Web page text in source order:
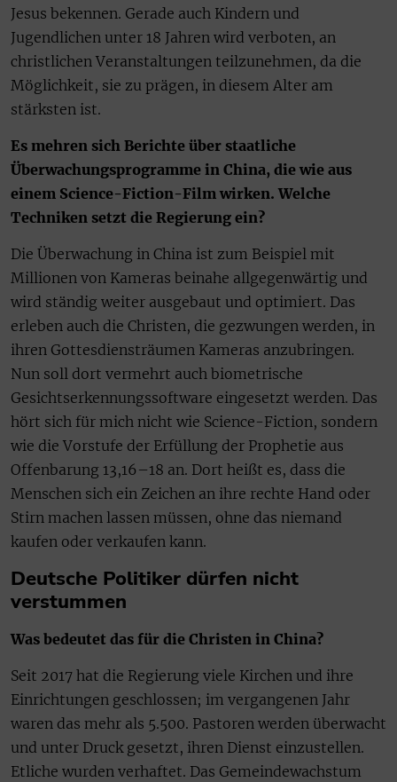
Jesus bekennen. Gerade auch Kindern und
Jugendlichen unter 18 Jahren wird verboten, an
christlichen Veranstaltungen teilzunehmen, da die
Möglichkeit, sie zu prägen, in diesem Alter am
stärksten ist.
Es mehren sich Berichte über staatliche
Überwachungsprogramme in China, die wie aus
einem Science-Fiction-Film wirken. Welche
Techniken setzt die Regierung ein?
Die Überwachung in China ist zum Beispiel mit
Millionen von Kameras beinahe allgegenwärtig und
wird ständig weiter ausgebaut und optimiert. Das
erleben auch die Christen, die gezwungen werden, in
ihren Gottesdiensträumen Kameras anzubringen.
Nun soll dort vermehrt auch biometrische
Gesichtserkennungssoftware eingesetzt werden. Das
hört sich für mich nicht wie Science-Fiction, sondern
wie die Vorstufe der Erfüllung der Prophetie aus
Offenbarung 13,16–18 an. Dort heißt es, dass die
Menschen sich ein Zeichen an ihre rechte Hand oder
Stirn machen lassen müssen, ohne das niemand
kaufen oder verkaufen kann.
Deutsche Politiker dürfen nicht
verstummen
Was bedeutet das für die Christen in China?
Seit 2017 hat die Regierung viele Kirchen und ihre
Einrichtungen geschlossen; im vergangenen Jahr
waren das mehr als 5.500. Pastoren werden überwacht
und unter Druck gesetzt, ihren Dienst einzustellen.
Etliche wurden verhaftet. Das Gemeindewachstum